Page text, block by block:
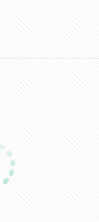
gipszkartonfalba négyes
doboz, 50mm mély